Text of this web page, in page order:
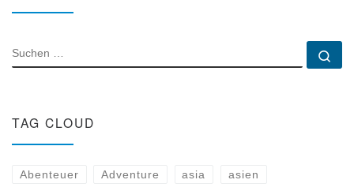
SUCHE
TAG CLOUD
Abenteuer Adventure asia asien